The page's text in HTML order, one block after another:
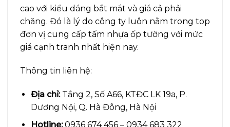
cao với kiểu dáng bắt mắt và giá cả phải
chăng. Đó là lý do công ty luôn nằm trong top
đơn vị cung cấp tấm nhựa ốp tường với mức
giá cạnh tranh nhất hiện nay.
Thông tin liên hệ:
Địa chỉ:Tầng 2, Số A66, KTĐC LK 19a, P.
Dương Nội, Q. Hà Đông, Hà Nội
Hotline:0936 674 456 – 0934 683 322